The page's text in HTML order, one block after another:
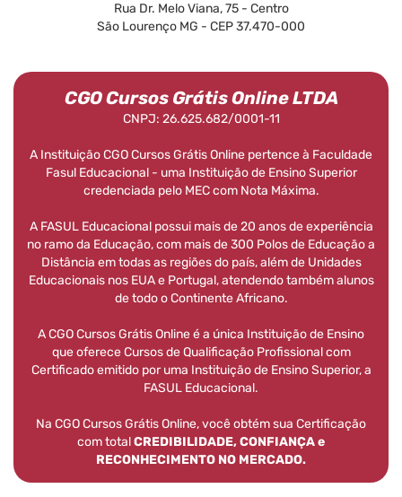
Rua Dr. Melo Viana, 75 - Centro
São Lourenço MG - CEP 37.470-000
CGO Cursos Grátis Online LTDA
CNPJ: 26.625.682/0001-11
A Instituição CGO Cursos Grátis Online pertence à Faculdade
Fasul Educacional - uma Instituição de Ensino Superior
credenciada pelo MEC com Nota Máxima.
A FASUL Educacional possui mais de 20 anos de experiência
no ramo da Educação, com mais de 300 Polos de Educação a
Distância em todas as regiões do país, além de Unidades
Educacionais nos EUA e Portugal, atendendo também alunos
de todo o Continente Africano.
A CGO Cursos Grátis Online é a única Instituição de Ensino
que oferece Cursos de Qualificação Profissional com
Certificado emitido por uma Instituição de Ensino Superior, a
FASUL Educacional.
Na CGO Cursos Grátis Online, você obtém sua Certificação
com totalCREDIBILIDADE, CONFIANÇA e
RECONHECIMENTO NO MERCADO.